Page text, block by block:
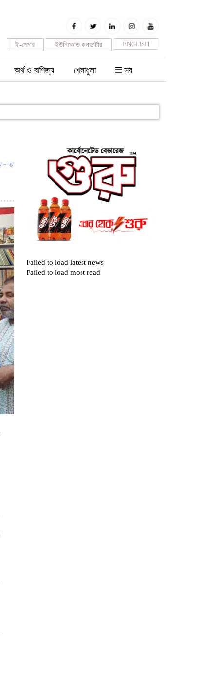
ENGLISH
ইউনিকোড কনভার্টার
ই-পেপার
অর্থ ও বাণিজ্য খেলাধুলা সব
Failed to load latest news
Failed to load most read